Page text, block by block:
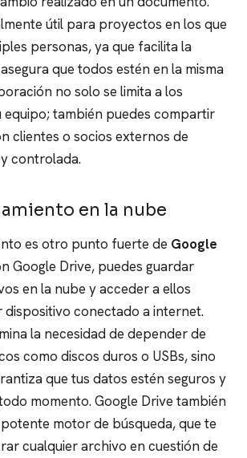
útil para proyectos en los que
personas, ya que facilita la
que todos estén en la misma
no solo se limita a los
equipo; también puedes compartir
clientes o socios externos de
controlada.
en la nube
es otro punto fuerte de Google
Google Drive, puedes guardar
en la nube y acceder a ellos
dispositivo conectado a internet.
la necesidad de depender de
como discos duros o USBs, sino
que tus datos estén seguros y
momento.Google Drive también
motor de búsqueda, que te
cualquier archivo en cuestión de